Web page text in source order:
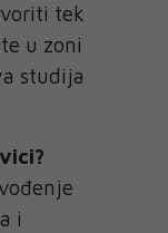
tek
u zoni
studija
i